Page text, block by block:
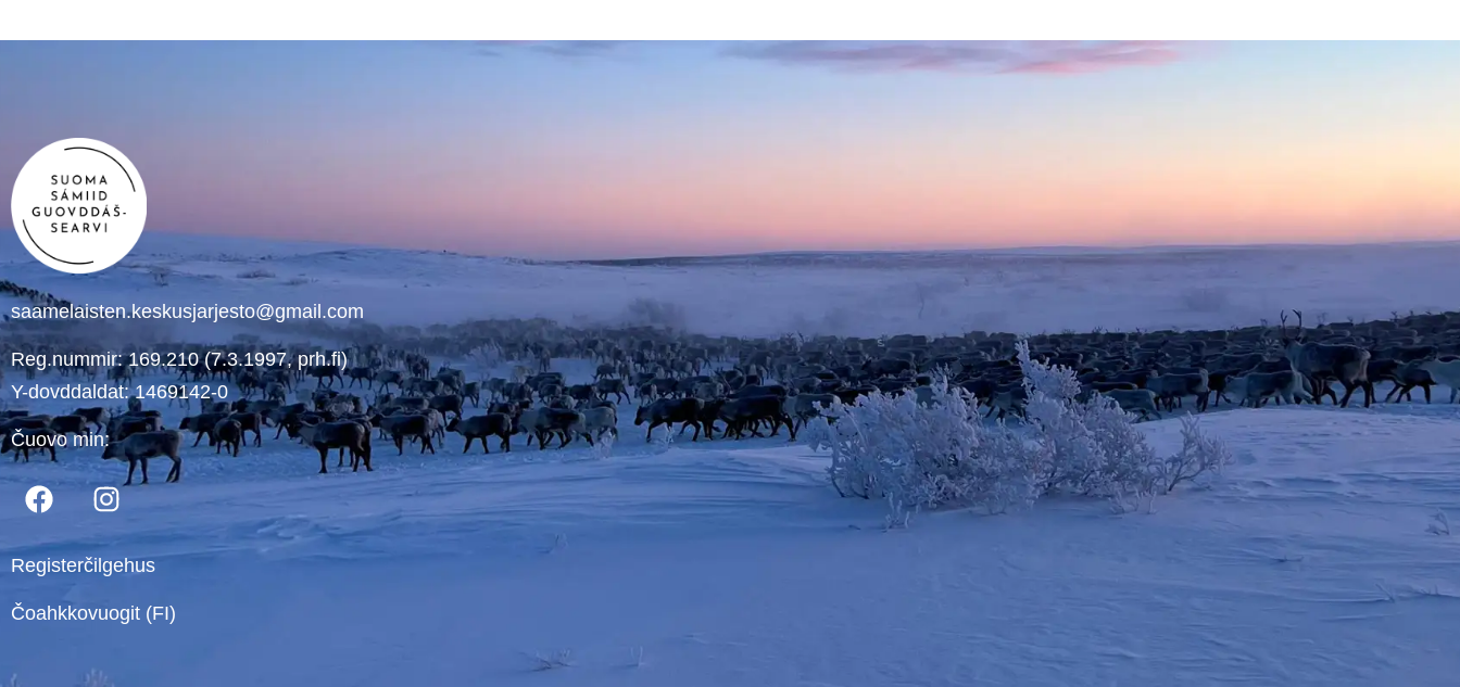
saamelaisten.keskusjarjesto@gmail.com
Reg.nummir: 169.210 (7.3.1997, prh.fi)
Y-dovddaldat: 1469142-0
Čuovo min:
Registerčilgehus
Čoahkkovuogit (FI)